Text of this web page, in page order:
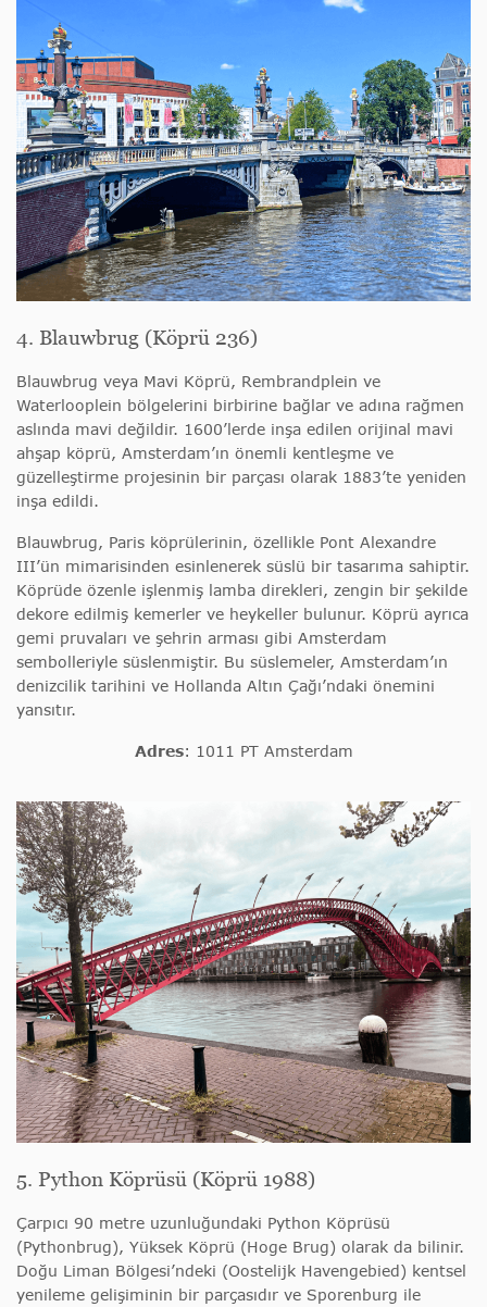
4. Blauwbrug (Köprü 236)
Blauwbrug veya Mavi Köprü, Rembrandplein ve
Waterlooplein bölgelerini birbirine bağlar ve adına rağmen
aslında mavi değildir. 1600’lerde inşa edilen orijinal mavi
ahşap köprü, Amsterdam’ın önemli kentleşme ve
güzelleştirme projesinin bir parçası olarak 1883’te yeniden
inşa edildi.
Blauwbrug, Paris köprülerinin, özellikle Pont Alexandre
III’ün mimarisinden esinlenerek süslü bir tasarıma sahiptir.
Köprüde özenle işlenmiş lamba direkleri, zengin bir şekilde
dekore edilmiş kemerler ve heykeller bulunur. Köprü ayrıca
gemi pruvaları ve şehrin arması gibi Amsterdam
sembolleriyle süslenmiştir. Bu süslemeler, Amsterdam’ın
denizcilik tarihini ve Hollanda Altın Çağı’ndaki önemini
yansıtır.
Adres: 1011 PT Amsterdam
5. Python Köprüsü (Köprü 1988)
Çarpıcı 90 metre uzunluğundaki Python Köprüsü
(Pythonbrug), Yüksek Köprü (Hoge Brug) olarak da bilinir.
Doğu Liman Bölgesi’ndeki (Oostelijk Havengebied) kentsel
yenileme gelişiminin bir parçasıdır ve Sporenburg ile